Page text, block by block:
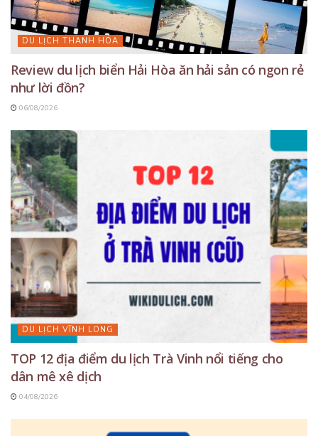
DU LỊCH THANH HÓA
Review du lịch biển Hải Hòa ăn hải sản có ngon rẻ
như lời đồn?
06/08/2026
DU LỊCH VĨNH LONG
TOP 12 địa điểm du lịch Trà Vinh nổi tiếng cho
dân mê xê dịch
04/08/2026